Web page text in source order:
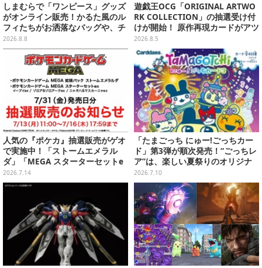
しまむらで「ワンピース」グッズ
がオンライン販売！かるた風のル
フィたちがお洒落なバッグや、チ
ョッパーが可愛いサンダルも
2026.8.8
遊戯王OCG「ORIGINAL ARTWO
RK COLLECTION」の抽選受け付
けが開始！ 原作再現カードがアツ
いスペシャルパック
2026.8.5
人気の『ポケカ』抽選販売がゲオ
で実施中！「ストームエメラル
ダ」「MEGA スターターセットe
x」各種の全4商品
2026.7.14
「たまごっち にゅー!ごっちカー
ド」第3弾が順次発売！“ごっちレ
ア”は、楽しい夏祭りのオリジナ
ルアートに
2026.7.10